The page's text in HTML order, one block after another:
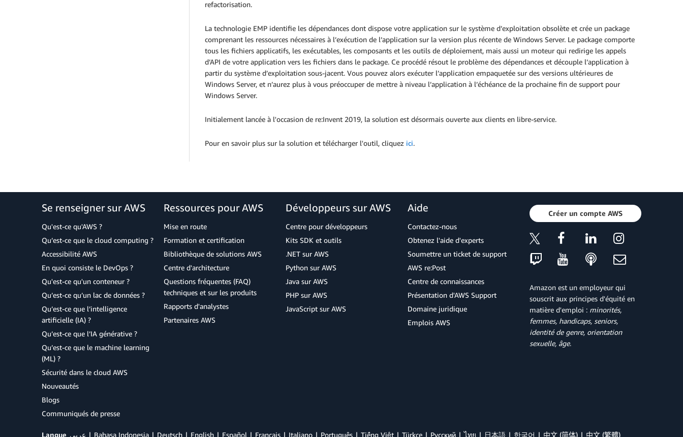
refactorisation.
La technologie EMP identifie les dépendances dont dispose votre application sur le système d’exploitation obsolète et crée un package
comprenant les ressources nécessaires à l’exécution de l’application sur la version plus récente de Windows Server. Le package comporte
tous les fichiers applicatifs, les exécutables, les composants et les outils de déploiement, mais aussi un moteur qui redirige les appels
d’API de votre application vers les fichiers dans le package. Ce procédé résout le problème des dépendances et découple l’application à
partir du système d’exploitation sous-jacent. Vous pouvez alors exécuter l’application empaquetée sur des versions ultérieures de
Windows Server, et n’aurez plus à vous préoccuper de mettre à niveau l’application à l’échéance de la prochaine fin de support pour
Windows Server.
Initialement lancée à l'occasion de re:Invent 2019, la solution est désormais ouverte aux clients en libre-service.
Pour en savoir plus sur la solution et télécharger l'outil, cliquez ici.
Se renseigner sur AWS
Qu'est-ce qu'AWS ?
Qu’est-ce que le cloud computing ?
Accessibilité AWS
En quoi consiste le DevOps ?
Qu'est-ce qu'un conteneur ?
Qu’est-ce qu’un lac de données ?
Qu’est-ce que l’intelligence
artificielle (IA) ?
Qu’est-ce que l’IA générative ?
Qu’est-ce que le machine learning
(ML) ?
Sécurité dans le cloud AWS
Nouveautés
Blogs
Communiqués de presse
Ressources pour AWS
Mise en route
Formation et certification
Bibliothèque de solutions AWS
Centre d'architecture
Questions fréquentes (FAQ)
techniques et sur les produits
Rapports d'analystes
Partenaires AWS
Développeurs sur AWS
Centre pour développeurs
Kits SDK et outils
.NET sur AWS
Python sur AWS
Java sur AWS
PHP sur AWS
JavaScript sur AWS
Aide
Contactez-nous
Obtenez l'aide d'experts
Soumettre un ticket de support
AWS re:Post
Centre de connaissances
Présentation d'AWS Support
Domaine juridique
Emplois AWS
Créer un compte AWS
Amazon est un employeur qui
souscrit aux principes d'équité en
matière d'emploi : minorités,
femmes, handicaps, seniors,
identité de genre, orientation
sexuelle, âge.
Langue عربي Bahasa Indonesia Deutsch English Español Français Italiano Português Tiếng Việt Türkçe Ρусский ไทย 日本語 한국어 中文 (简体) 中文 (繁體)